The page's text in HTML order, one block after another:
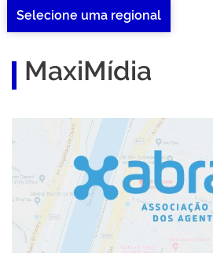
Selecione uma regional
MaxiMídia